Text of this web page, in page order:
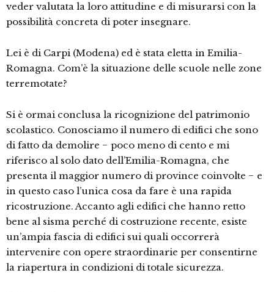
veder valutata la loro attitudine e di misurarsi con la
possibilità concreta di poter insegnare.
Lei è di Carpi (Modena) ed è stata eletta in Emilia-
Romagna. Com’è la situazione delle scuole nelle zone
terremotate?
Si è ormai conclusa la ricognizione del patrimonio
scolastico. Conosciamo il numero di edifici che sono
di fatto da demolire − poco meno di cento e mi
riferisco al solo dato dell’Emilia-Romagna, che
presenta il maggior numero di province coinvolte − e
in questo caso l’unica cosa da fare è una rapida
ricostruzione. Accanto agli edifici che hanno retto
bene al sisma perché di costruzione recente, esiste
un’ampia fascia di edifici sui quali occorrerà
intervenire con opere straordinarie per consentirne
la riapertura in condizioni di totale sicurezza.